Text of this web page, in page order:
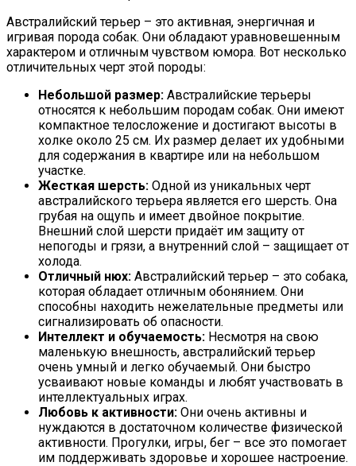
Австралийский терьер – это активная, энергичная и
игривая порода собак. Они обладают уравновешенным
характером и отличным чувством юмора. Вот несколько
отличительных черт этой породы:
Небольшой размер: Австралийские терьеры
относятся к небольшим породам собак. Они имеют
компактное телосложение и достигают высоты в
холке около 25 см. Их размер делает их удобными
для содержания в квартире или на небольшом
участке.
Жесткая шерсть: Одной из уникальных черт
австралийского терьера является его шерсть. Она
грубая на ощупь и имеет двойное покрытие.
Внешний слой шерсти придаёт им защиту от
непогоды и грязи, а внутренний слой – защищает от
холода.
Отличный нюх: Австралийский терьер – это собака,
которая обладает отличным обонянием. Они
способны находить нежелательные предметы или
сигнализировать об опасности.
Интеллект и обучаемость: Несмотря на свою
маленькую внешность, австралийский терьер
очень умный и легко обучаемый. Они быстро
усваивают новые команды и любят участвовать в
интеллектуальных играх.
Любовь к активности: Они очень активны и
нуждаются в достаточном количестве физической
активности. Прогулки, игры, бег – все это помогает
им поддерживать здоровье и хорошее настроение.